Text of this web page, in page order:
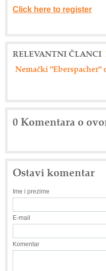
Click here to register
RELEVANTNI ČLANCI
Nemački "Eberspacher"
0 Komentara o
Ostavi komentar
Ime i prezime
E-mail
Komentar